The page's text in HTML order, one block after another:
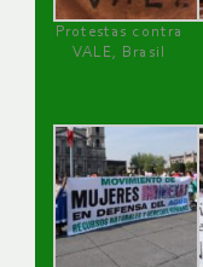
Protestas contra
VALE, Brasil